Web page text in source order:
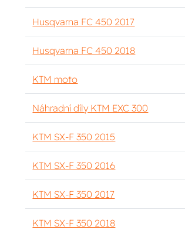
Husqvarna FC 450 2017
Husqvarna FC 450 2018
KTM moto
Náhradní díly KTM EXC 300
KTM SX-F 350 2015
KTM SX-F 350 2016
KTM SX-F 350 2017
KTM SX-F 350 2018